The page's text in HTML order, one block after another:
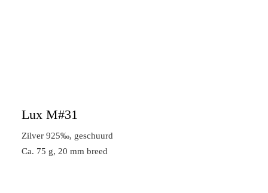
Lux M#31
Zilver 925‰, geschuurd
Ca. 75 g, 20 mm breed